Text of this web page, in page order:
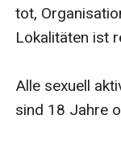
tot,
Lokalitäten ist
Alle sexuell
sind 18 Jahre